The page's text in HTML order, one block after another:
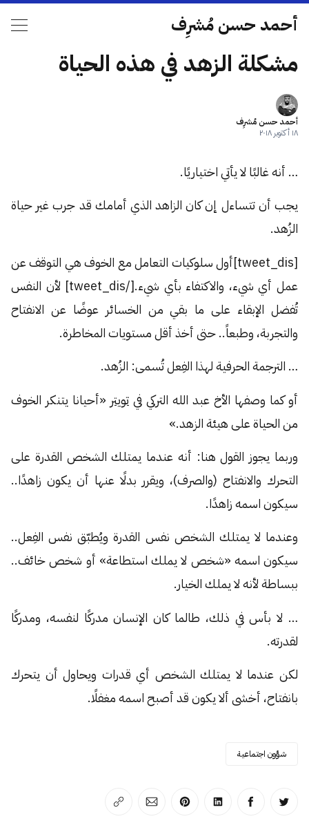
أحمد حسن مُشرِف
مشكلة الزهد في هذه الحياة
أحمد حسن مُشرِف
١٨ أكتوبر ٢٠١٨
… أنه غالبًا لا يأتي اختياريًا.
يجب أن تتساءل إن كان الزاهد الذي أمامك قد جرب غير حياة
الزُهد.
[tweet_dis]أول سلوكيات التعامل مع الخوف هي التوقف عن
عمل أي شيء، والاكتفاء بأي شيء.[/tweet_dis] لأن النفس
تُفضل الإبقاء على ما بقي من الخسائر عوضًا عن الانفتاح
والتجربة، وطبعاً.. حتى أخذ أقل مستويات المخاطرة.
… الترجمة الحرفية لهذا الفِعل تُسمى: الزُهد.
أو كما وصفها الأخ عبد الله التركي في تويتر «أحيانا يتنكر الخوف
من الحياة على هيئة الزهد.»
وربما يجوز القول هنا: أنه عندما يمتلك الشخص القدرة على
التحرك والانفتاح (والصرف)، ويقرر بدلًا عنها أن يكون زاهدًا..
سيكون اسمه زاهدًا.
وعندما لا يمتلك الشخص نفس القدرة ويُطبّق نفس الفِعل..
سيكون اسمه «شخص لا يملك استطاعة» أو شخص خائف..
ببساطة لأنه لا يملك الخيار.
… لا بأس في ذلك، طالما كان الإنسان مدركًا لنفسه، ومدركًا
لقدرته.
لكن عندما لا يمتلك الشخص أي قدرات ويحاول أن يتحرك
بانفتاح، أخشى ألا يكون قد أصبح اسمه مغفلًا.
شؤون اجتماعية
انشر على تويترانشر على الفيسبوك
انشر على لينكد إن
انشر على بينترست
انشر على الإيميل
انسخ الرابط